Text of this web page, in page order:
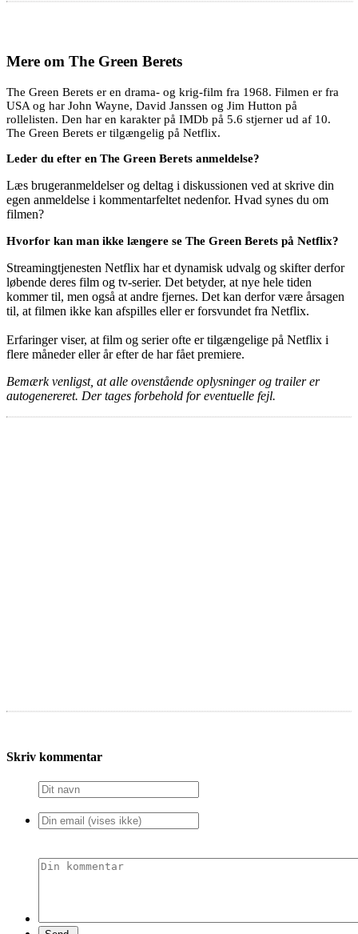
Mere om The Green Berets
The Green Berets er en drama- og krig-film fra 1968. Filmen er fra
USA og har John Wayne, David Janssen og Jim Hutton på
rollelisten. Den har en karakter på IMDb på 5.6 stjerner ud af 10.
The Green Berets er tilgængelig på Netflix.
Leder du efter en The Green Berets anmeldelse?
Læs brugeranmeldelser og deltag i diskussionen ved at skrive din
egen anmeldelse i kommentarfeltet nedenfor. Hvad synes du om
filmen?
Hvorfor kan man ikke længere se The Green Berets på Netflix?
Streamingtjenesten Netflix har et dynamisk udvalg og skifter derfor
løbende deres film og tv-serier. Det betyder, at nye hele tiden
kommer til, men også at andre fjernes. Det kan derfor være årsagen
til, at filmen ikke kan afspilles eller er forsvundet fra Netflix.
Erfaringer viser, at film og serier ofte er tilgængelige på Netflix i
flere måneder eller år efter de har fået premiere.
Bemærk venligst, at alle ovenstående oplysninger og trailer er
autogenereret. Der tages forbehold for eventuelle fejl.
Skriv kommentar